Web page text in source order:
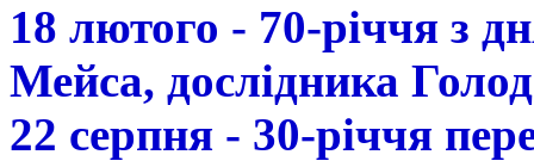
18 лютого - 70-річчя з
Мейса, дослідника
22 серпня - 30-річчя